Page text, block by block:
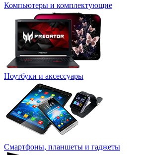
Компьютеры и комплектующие
Ноутбуки и аксессуары
Смартфоны, планшеты и гаджеты